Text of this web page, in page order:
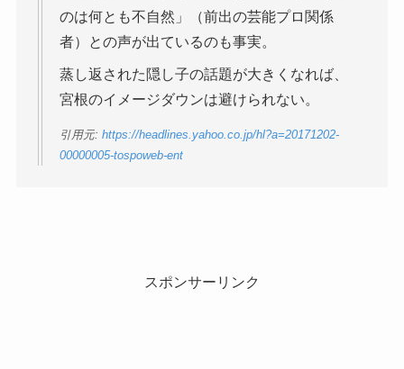
のは何とも不自然」（前出の芸能プロ関係
者）との声が出ているのも事実。
蒸し返された隠し子の話題が大きくなれば、
宮根のイメージダウンは避けられない。
引用元: https://headlines.yahoo.co.jp/hl?a=20171202-
00000005-tospoweb-ent
スポンサーリンク